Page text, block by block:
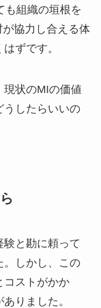
も組織の垣根を
協力し合える体
ずです。
現状のMIの価値
うしたらいいの
と勘に頼って
。しかし、この
コストがかか
りました。